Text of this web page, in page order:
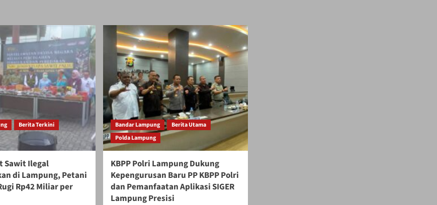
Berita Terkini
Sawit Ilegal
di Lampung, Petani
Rp42 Miliar per
Bandar Lampung
Berita Utama
Polda Lampung
KBPP Polri Lampung Dukung
Kepengurusan Baru PP KBPP Polri
dan Pemanfaatan Aplikasi SIGER
Lampung Presisi